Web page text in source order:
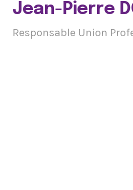
Jean-Pierre
Responsable Union